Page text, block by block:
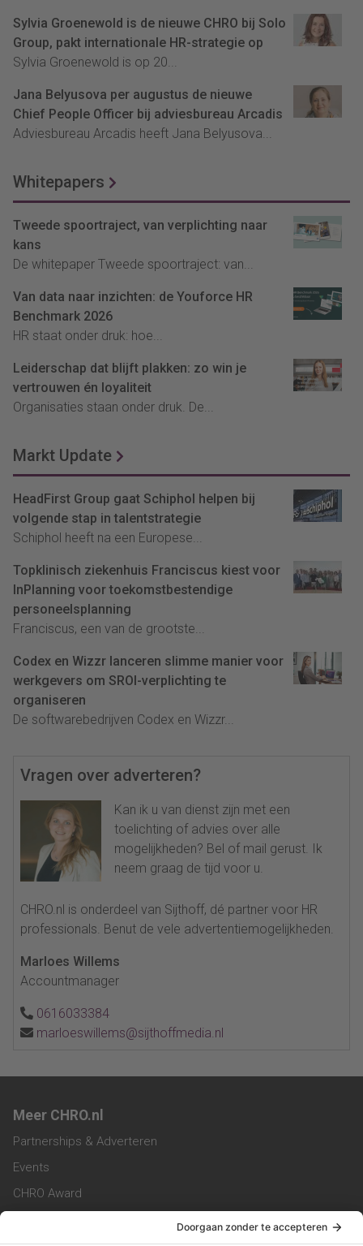
Sylvia Groenewold is de nieuwe CHRO bij Solo
Group, pakt internationale HR-strategie op
Sylvia Groenewold is op 20...
Jana Belyusova per augustus de nieuwe
Chief People Officer bij adviesbureau Arcadis
Adviesbureau Arcadis heeft Jana Belyusova...
Whitepapers
Tweede spoortraject, van verplichting naar
kans
De whitepaper Tweede spoortraject: van...
Van data naar inzichten: de Youforce HR
Benchmark 2026
HR staat onder druk: hoe...
Leiderschap dat blijft plakken: zo win je
vertrouwen én loyaliteit
Organisaties staan onder druk. De...
Markt Update
HeadFirst Group gaat Schiphol helpen bij
volgende stap in talentstrategie
Schiphol heeft na een Europese...
Topklinisch ziekenhuis Franciscus kiest voor
InPlanning voor toekomstbestendige
personeelsplanning
Franciscus, een van de grootste...
Codex en Wizzr lanceren slimme manier voor
werkgevers om SROI-verplichting te
organiseren
De softwarebedrijven Codex en Wizzr...
Vragen over adverteren?
Kan ik u van dienst zijn met een
toelichting of advies over alle
mogelijkheden? Bel of mail gerust. Ik
neem graag de tijd voor u.
CHRO.nl is onderdeel van Sijthoff, dé partner voor HR
professionals. Benut de vele advertentiemogelijkheden.
Marloes Willems
Accountmanager
0616033384
marloeswillems@sijthoffmedia.nl
Meer CHRO.nl
Partnerships & Adverteren
Events
CHRO Award